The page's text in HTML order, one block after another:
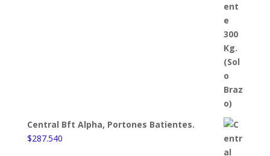
Central Bft Alpha, Portones Batientes.
$287.540